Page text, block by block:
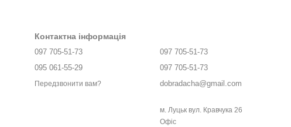
Контактна інформація
097 705-51-73
095 061-55-29
Передзвонити вам?
097 705-51-73
097 705-51-73
dobradacha@gmail.com
м. Луцьк вул. Кравчука 26
Офіс